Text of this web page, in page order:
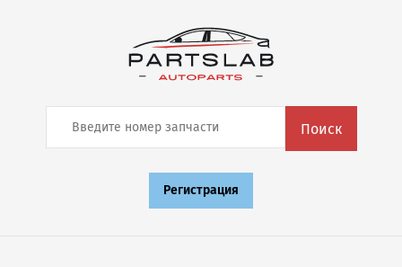
Поиск
Регистрация